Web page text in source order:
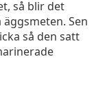
så blir det
Sen
så den satt